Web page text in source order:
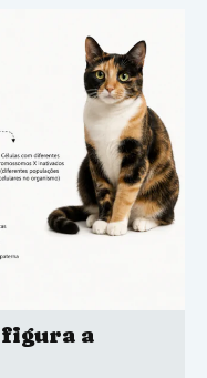
figura a